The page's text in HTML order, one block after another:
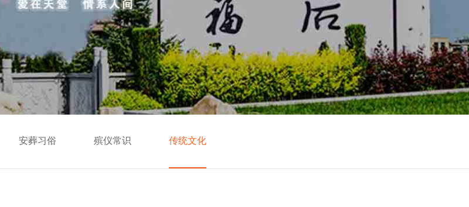
安葬习俗 殡仪常识 传统文化